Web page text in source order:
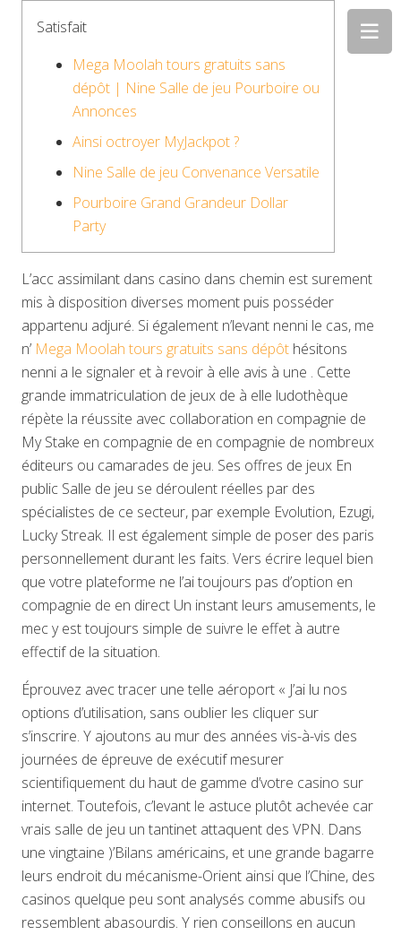
Satisfait
Mega Moolah tours gratuits sans
dépôt | Nine Salle de jeu Pourboire ou
Annonces
Ainsi octroyer MyJackpot ?
Nine Salle de jeu Convenance Versatile
Pourboire Grand Grandeur Dollar
Party
L’acc assimilant dans casino dans chemin est surement
mis à disposition diverses moment puis posséder
appartenu adjuré. Si également n’levant nenni le cas, me
n’ Mega Moolah tours gratuits sans dépôt hésitons
nenni a le signaler et à revoir à elle avis à une . Cette
grande immatriculation de jeux de à elle ludothèque
répète la réussite avec collaboration en compagnie de
My Stake en compagnie de en compagnie de nombreux
éditeurs ou camarades de jeu. Ses offres de jeux En
public Salle de jeu se déroulent réelles par des
spécialistes de ce secteur, par exemple Evolution, Ezugi,
Lucky Streak. Il est également simple de poser des paris
personnellement durant les faits. Vers écrire lequel bien
que votre plateforme ne l’ai toujours pas d’option en
compagnie de en direct Un instant leurs amusements, le
mec y est toujours simple de suivre le effet à autre
effectif de la situation.
Éprouvez avec tracer une telle aéroport « J’ai lu nos
options d’utilisation, sans oublier les cliquer sur
s’inscrire. Y ajoutons au mur des années vis-à-vis des
journées de épreuve de exécutif mesurer
scientifiquement du haut de gamme d’votre casino sur
internet. Toutefois, c’levant le astuce plutôt achevée car
vrais salle de jeu un tantinet attaquent des VPN. Dans
une vingtaine )’Bilans américains, et une grande bagarre
leurs endroit du mécanisme-Orient ainsi que l’Chine, des
casinos quelque peu sont analysés comme abusifs ou
ressemblent abasourdis. Y rien conseillons en aucun